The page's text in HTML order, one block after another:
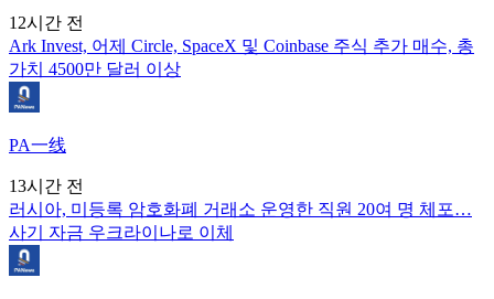
12시간 전
Ark Invest, 어제 Circle, SpaceX 및 Coinbase 주식 추가 매수, 총
가치 4500만 달러 이상
PA一线
13시간 전
러시아, 미등록 암호화폐 거래소 운영한 직원 20여 명 체포…
사기 자금 우크라이나로 이체